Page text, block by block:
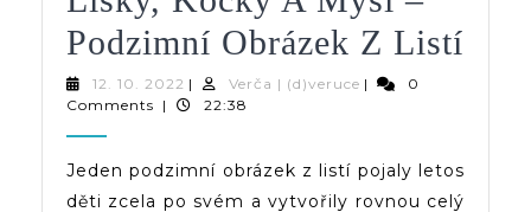
Podzimní Obrázek Z Listí
12. 10. 2022 12.
10.
| Verča | (d)veruceVerča
|
0
Comments | 22:38
Jeden podzimní obrázek z listí pojaly letos
děti zcela po svém a vytvořily rovnou celý